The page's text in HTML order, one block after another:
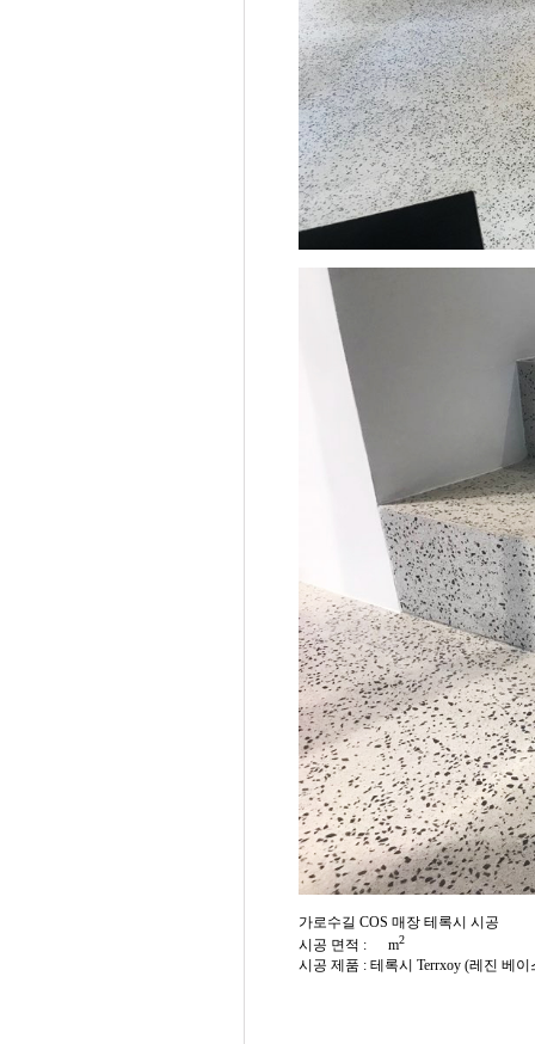
가로수길 COS 매장 테록시 시공
시공 면적 : m2
시공 제품 : 테록시 Terrxoy (레진 베